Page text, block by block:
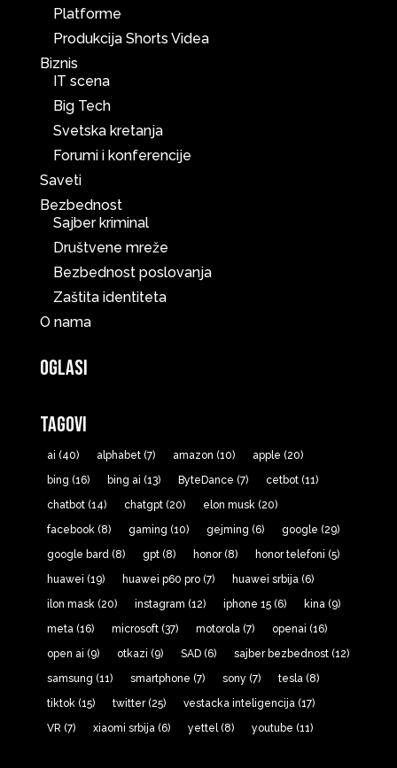
Platforme
Produkcija Shorts Videa
Biznis
IT scena
Big Tech
Svetska kretanja
Forumi i konferencije
Saveti
Bezbednost
Sajber kriminal
Društvene mreže
Bezbednost poslovanja
Zaštita identiteta
O nama
Oglasi
Tagovi
ai (40) alphabet(7) amazon (10) apple (20)
bing (16) bing ai (13) ByteDance (7) cetbot(11)
chatbot(14) chatgpt(20) elon musk(20)
facebook(8) gaming (10) gejming (6) google (29)
google bard(8) gpt(8) honor(8) honor telefoni (5)
huawei (19) huawei p60 pro(7) huawei srbija(6)
ilon mask(20) instagram (12) iphone 15(6) kina(9)
meta(16) microsoft(37) motorola(7) openai (16)
open ai (9) otkazi (9) SAD(6) sajber bezbednost(12)
samsung (11) smartphone (7) sony (7) tesla(8)
tiktok(15) twitter(25) vestacka inteligencija(17)
VR (7) xiaomi srbija(6) yettel(8) youtube (11)